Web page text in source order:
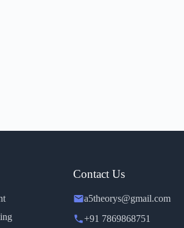
Contact Us
a5theorys@gmail.com
+91 7869868751